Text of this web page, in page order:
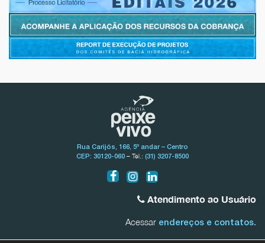
Rua Carijós, 166, 5º andar – Centro
CEP: 30120-060 – Tel.: (31) 3207-8500
Atendimento ao Usuário
Acessar endereços e contatos